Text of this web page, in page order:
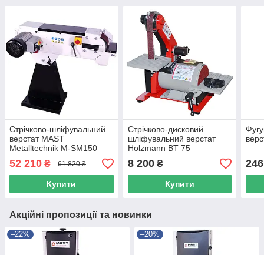
Стрічково-шліфувальний
верстат MAST
Metalltechnik M-SM150
52 210 ₴ 61 820 ₴
Купити
Стрічково-дисковий
шліфувальний верстат
Holzmann BT 75
8 200₴
Купити
Акційні пропозиції та новинки
–22% –20%